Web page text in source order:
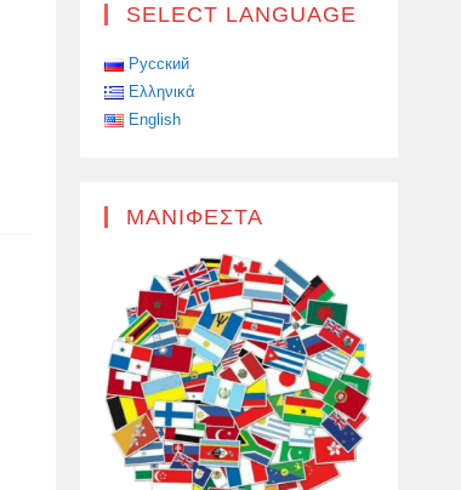
SELECT LANGUAGE
Русский
Ελληνικά
English
ΜΑΝΙΦΈΣΤΑ